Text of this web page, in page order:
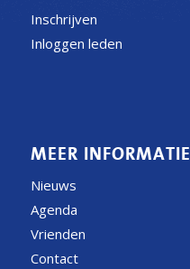
Inschrijven
Inloggen leden
MEER INFORMATIE
Nieuws
Agenda
Vrienden
Contact